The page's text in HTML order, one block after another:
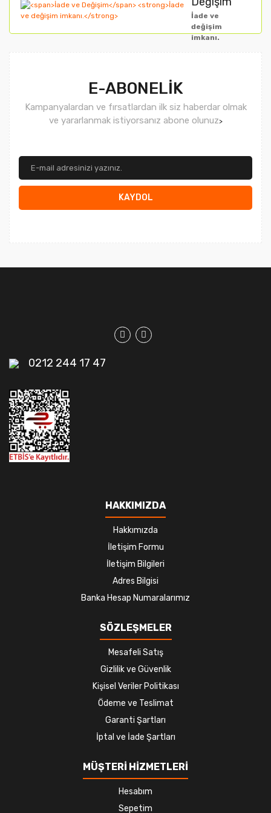
İade ve
değişim
imkanı.
E-ABONELİK
Kampanyalardan ve fırsatlardan ilk siz haberdar olmak
ve yararlanmak istiyorsanız abone olunuz>
KAYDOL
0212 244 17 47
HAKKIMIZDA
Hakkımızda
İletişim Formu
İletişim Bilgileri
Adres Bilgisi
Banka Hesap Numaralarımız
SÖZLEŞMELER
Mesafeli Satış
Gizlilik ve Güvenlik
Kişisel Veriler Politikası
Ödeme ve Teslimat
Garanti Şartları
İptal ve İade Şartları
MÜŞTERİ HİZMETLERİ
Hesabım
Sepetim